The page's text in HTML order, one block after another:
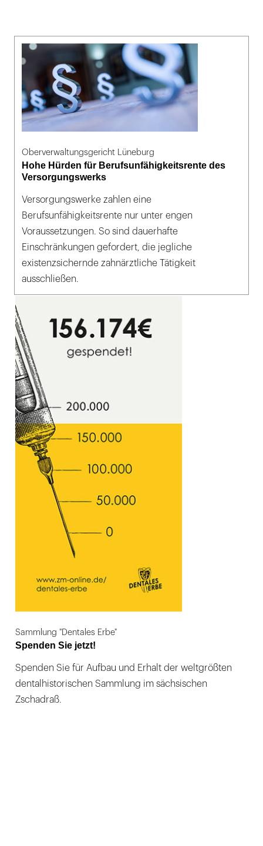
Oberverwaltungsgericht Lüneburg
Hohe Hürden für Berufsunfähigkeitsrente des
Versorgungswerks
Versorgungswerke zahlen eine
Berufsunfähigkeitsrente nur unter engen
Voraussetzungen. So sind dauerhafte
Einschränkungen gefordert, die jegliche
existenzsichernde zahnärztliche Tätigkeit
ausschließen.
Sammlung "Dentales Erbe"
Spenden Sie jetzt!
Spenden Sie für Aufbau und Erhalt der weltgrößten
dentalhistorischen Sammlung im sächsischen
Zschadraß.